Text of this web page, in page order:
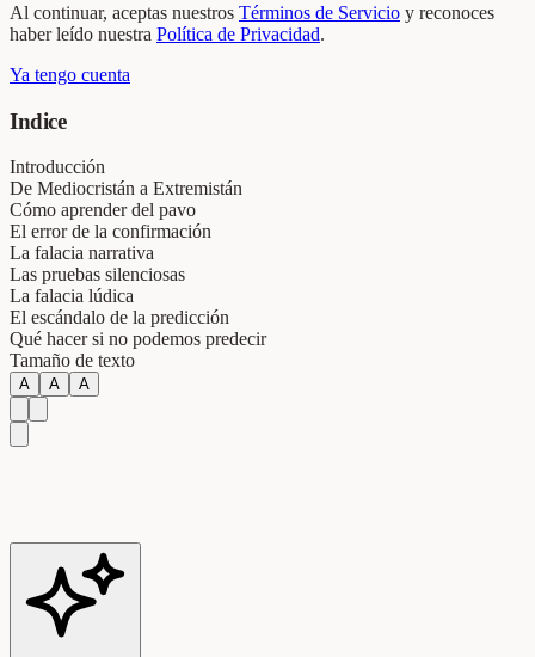
Al continuar, aceptas nuestros Términos de Servicio y reconoces
haber leído nuestra Política de Privacidad.
Ya tengo cuenta
Indice
Introducción
De Mediocristán a Extremistán
Cómo aprender del pavo
El error de la confirmación
La falacia narrativa
Las pruebas silenciosas
La falacia lúdica
El escándalo de la predicción
Qué hacer si no podemos predecir
Tamaño de texto
A A A